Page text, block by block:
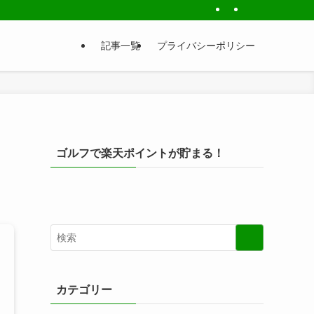
記事一覧 プライバシーポリシー
ゴルフで楽天ポイントが貯まる！
カテゴリー